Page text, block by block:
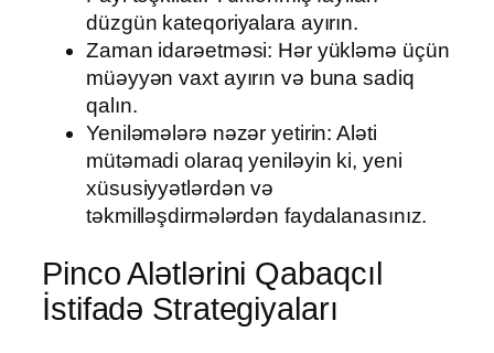
düzgün kateqoriyalara ayırın.
Zaman idarəetməsi: Hər yükləmə üçün
müəyyən vaxt ayırın və buna sadiq
qalın.
Yeniləmələrə nəzər yetirin: Aləti
mütəmadi olaraq yeniləyin ki, yeni
xüsusiyyətlərdən və
təkmilləşdirmələrdən faydalanasınız.
Pinco Alətlərini Qabaqcıl
İstifadə Strategiyaları